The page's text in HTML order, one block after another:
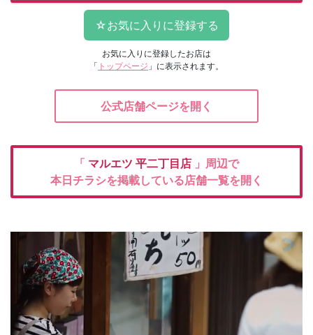
お気に入りに登録したお店は
「 トップページ 」に表示されます。
公式店舗ページを開く
「 マルエツ 平二丁目店 」周辺で
本日チラシを掲載している店舗一覧を開く